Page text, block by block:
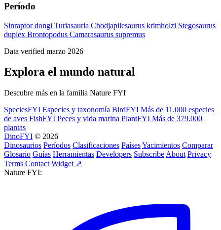
Período
Sinraptor dongi Turiasauria Chodjapilesaurus krimholzi Stegosaurus
duplex Brontopodus Camarasaurus supremus
Data verified marzo 2026
Explora el mundo natural
Descubre más en la familia Nature FYI
SpeciesFYI Especies y taxonomía BirdFYI Más de 11.000 especies
de aves FishFYI Peces y vida marina PlantFYI Más de 379.000
plantas
DinoFYI © 2026
Dinosaurios Períodos Clasificaciones PaísesYacimientos Comparar
Glosario Guías Herramientas Developers Subscribe About Privacy
Terms Contact Widget ↗
Nature FYI: